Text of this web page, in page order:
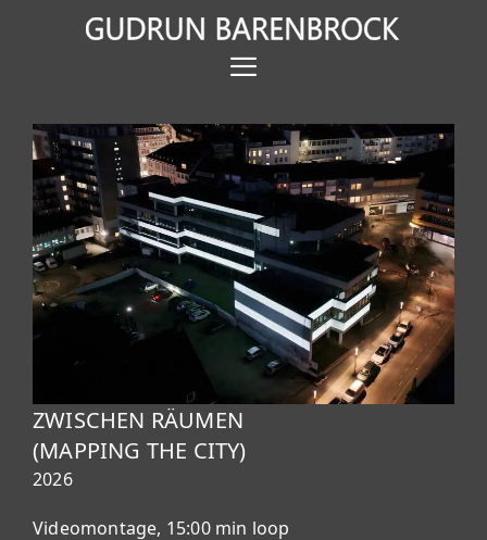
ZWISCHEN RÄUMEN
(MAPPING THE CITY)
2026
Videomontage, 15:00 min loop